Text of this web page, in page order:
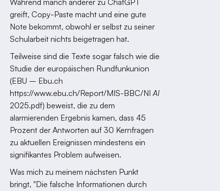
Während manch anderer zu ChatGPT
greift, Copy-Paste macht und eine gute
Note bekommt, obwohl er selbst zu seiner
Schularbeit nichts beigetragen hat.
Teilweise sind die Texte sogar falsch wie die
Studie der europäischen Rundfunkunion
(EBU – Ebu.ch
https://www.ebu.ch/Report/MIS-BBC/NIAI
2025.pdf) beweist, die zu dem
alarmierenden Ergebnis kamen, dass 45
Prozent der Antworten auf 30 Kernfragen
zu aktuellen Ereignissen mindestens ein
signifikantes Problem aufweisen.
Was mich zu meinem nächsten Punkt
bringt, "Die falsche Informationen durch